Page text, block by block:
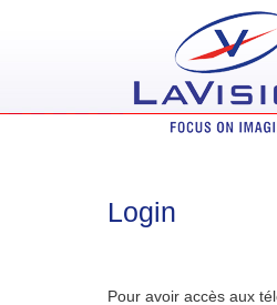
Login
Pour avoir accès aux